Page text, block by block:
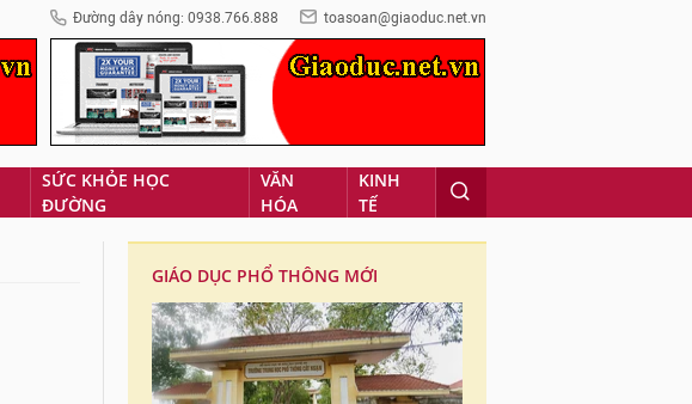
Đường dây nóng: 0938.766.888 toasoan@giaoduc.net.vn
SỨC KHỎE HỌC
ĐƯỜNG
VĂN
HÓA
KINH
TẾ
GIÁO DỤC PHỔ THÔNG MỚI